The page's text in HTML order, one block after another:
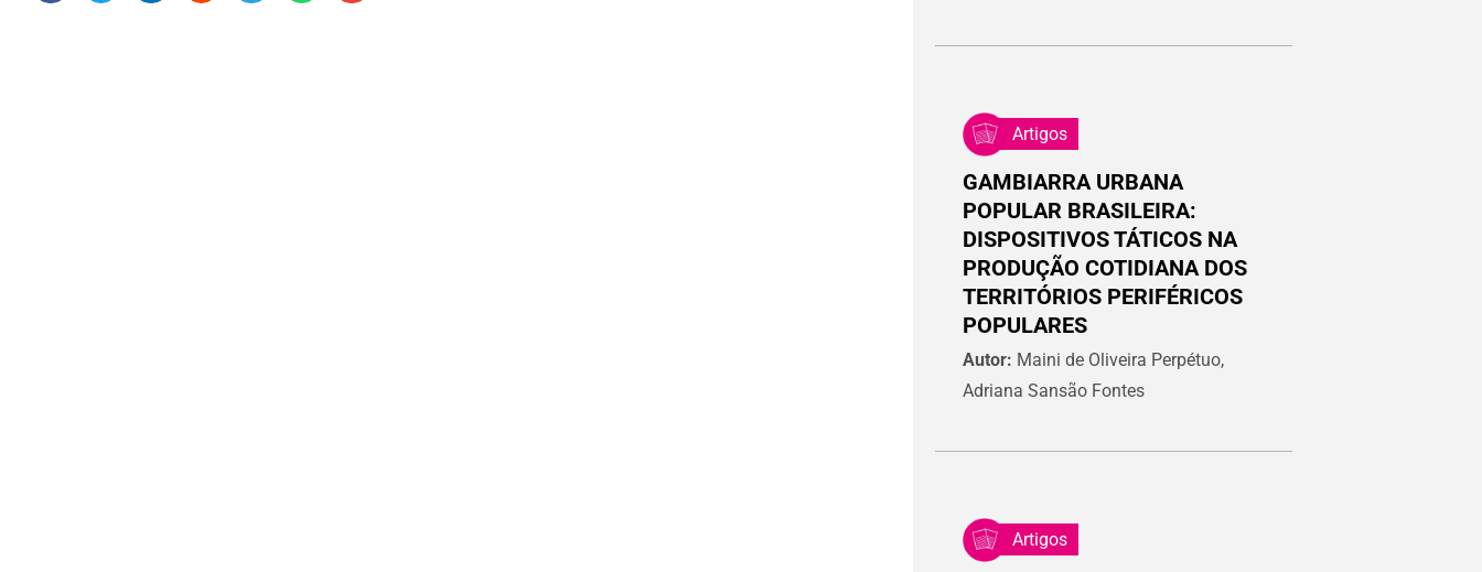
Artigos
GAMBIARRA URBANA
POPULAR BRASILEIRA:
DISPOSITIVOS TÁTICOS NA
PRODUÇÃO COTIDIANA DOS
TERRITÓRIOS PERIFÉRICOS
POPULARES
Autor: Maini de Oliveira Perpétuo,
Adriana Sansão Fontes
Artigos